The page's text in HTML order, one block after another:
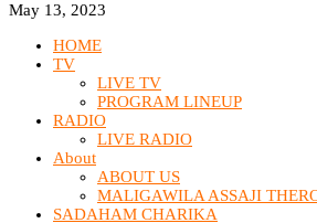
May 13, 2023
HOME
TV
LIVE TV
PROGRAM LINEUP
RADIO
LIVE RADIO
About
ABOUT US
MALIGAWILA ASSAJI
SADAHAM CHARIKA